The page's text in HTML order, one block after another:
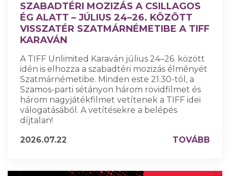
SZABADTÉRI MOZIZÁS A CSILLAGOS
ÉG ALATT – JÚLIUS 24–26. KÖZÖTT
VISSZATÉR SZATMÁRNÉMETIBE A TIFF
KARAVÁN
A TIFF Unlimited Karaván július 24–26. között
idén is elhozza a szabadtéri mozizás élményét
Szatmárnémetibe. Minden este 21.30-tól, a
Szamos-parti sétányon három rövidfilmet és
három nagyjátékfilmet vetítenek a TIFF idei
válogatásából. A vetítésekre a belépés
díjtalan!
2026.07.22
TOVÁBB